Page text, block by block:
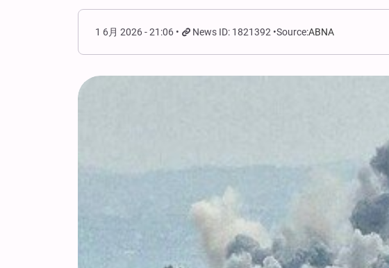
1 6月 2026 - 21:06 News ID: 1821392 Source:ABNA